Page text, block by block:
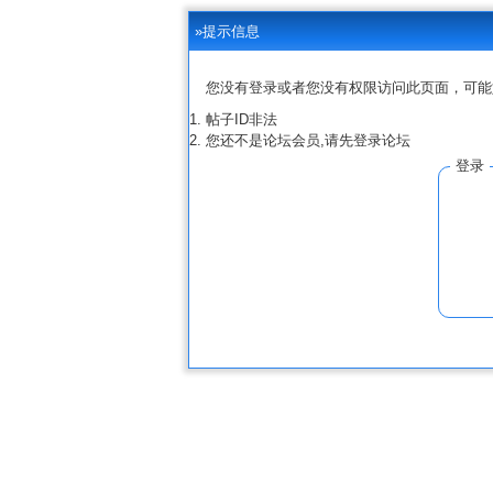
»提示信息
您没有登录或者您没有权限访问此页面，可
帖子ID非法
您还不是论坛会员,请先登录论坛
登录